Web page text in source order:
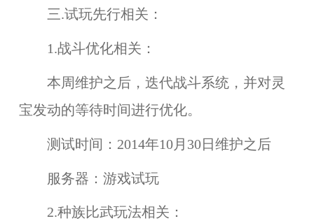
三.试玩先行相关：
1.战斗优化相关：
本周维护之后，迭代战斗系统，并对灵
宝发动的等待时间进行优化。
测试时间： 2014年10月30日维护之后
服务器： 游戏试玩
2.种族比武玩法相关：